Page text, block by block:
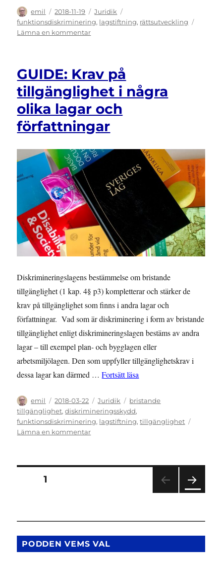
Författare
emil
Publicerat
den
2018-11-19 Kategorier
Juridik
funktionsdiskriminering, lagstiftning, rättsutveckling
Lämna en kommentartill
diskrimineringslagen
GUIDE: Krav på
tillgänglighet i några
olika lagar och
författningar
Diskrimineringslagens bestämmelse om bristande
tillgänglighet (1 kap. 4§ p3) kompletterar och stärker de
krav på tillgänglighet som finns i andra lagar och
författningar. Vad som är diskriminering i form av bristande
tillgänglighet enligt diskrimineringslagen bestäms av andra
lagar – till exempel plan- och bygglagen eller
arbetsmiljölagen. Den som uppfyller tillgänglighetskrav i
dessa lagar kan därmed …Fortsätt läsa
Författare
emil
Publicerat
den
2018-03-22 Kategorier
Juridik Etiketter
bristande
tillgänglighet,diskrimineringsskydd,
funktionsdiskriminering, lagstiftning,tillgänglighet
Lämna en kommentartill
författningar
Sidnumrering
inlägg
SIDA1
PODDEN VEMS VAL